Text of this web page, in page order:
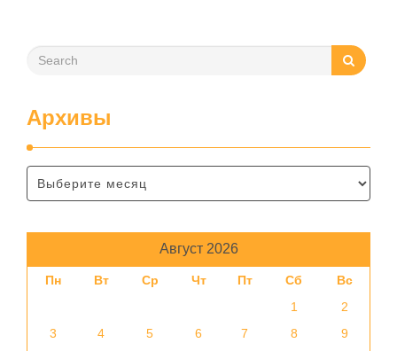
Архивы
Август 2026
Пн Вт Ср Чт Пт Сб
Вс
1
2
3
4 5 6 7 8
9